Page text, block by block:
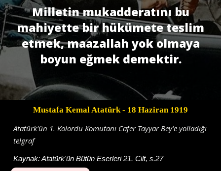
Milletin mukadderatını bu
mahiyette bir hükümete teslim
etmek, maazallah yok olmaya
boyun eğmek demektir.
Mustafa Kemal Atatürk- 18 Haziran 1919
Atatürk'ün 1. Kolordu Komutanı Cafer Tayyar Bey'e yolladığı
telgraf
Kaynak:Atatürk'ün Bütün Eserleri 21. Cilt, s.27